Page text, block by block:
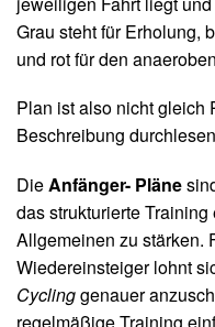
Grau steht für Erholung,
und rot für den
Plan ist also nicht gleich
Beschreibung
DieAnfänger- Pläne
das strukturierte
Allgemeinen zu stärken.
Wiedereinsteiger lohnt
Cyclinggenauer
regelmäßige Training